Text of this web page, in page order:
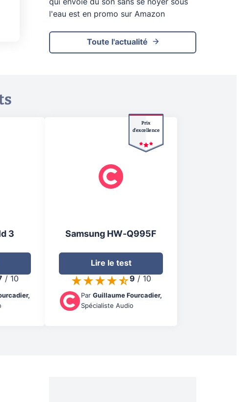
qui envoie du son sans se noyer sous
l'eau est en promo sur Amazon
Toute l'actualité
3
/ 10
,
Prix
d'excellence
Samsung HW-Q995F
Lire le test
9 / 10
Par Guillaume Fourcadier,
Spécialiste Audio